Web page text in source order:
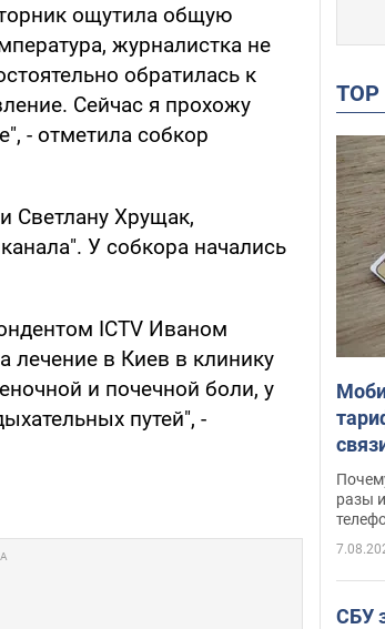
ощутила общую
журналистка не
обратилась к
Сейчас я прохожу
- отметила собкор
Светлану Хрущак,
У собкора начались
ІСТV Иваном
лечение в Киев в клинику
и почечной боли, у
путей", -
разы
СБУ